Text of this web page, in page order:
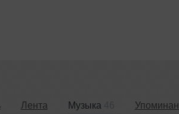
Лента Музыка